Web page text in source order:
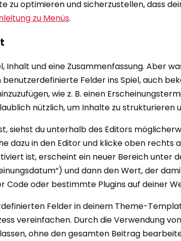
optimieren und sicherzustellen, dass
zu Menüs.
und eine Zusammenfassung. Aber
Felder ins Spiel, auch
wie z. B. einen
nützlich, um Inhalte zu strukturieren
siehst du unterhalb des Editors
dazu in den Editor und klicke oben rechts
ist, erscheint ein neuer Bereich unter
und dann den Wert, der
oder bestimmte Plugins auf deiner
Felder in deinem Theme-
vereinfachen. Durch die Verwendung
ohne den gesamten Beitrag